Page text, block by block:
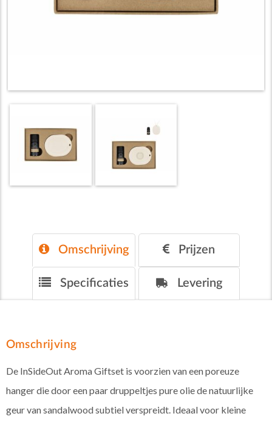
Omschrijving Prijzen
Specificaties Levering
Omschrijving
De InSideOut Aroma Giftset is voorzien van een poreuze
hanger die door een paar druppeltjes pure olie de natuurlijke
geur van sandalwood subtiel verspreidt. Ideaal voor kleine